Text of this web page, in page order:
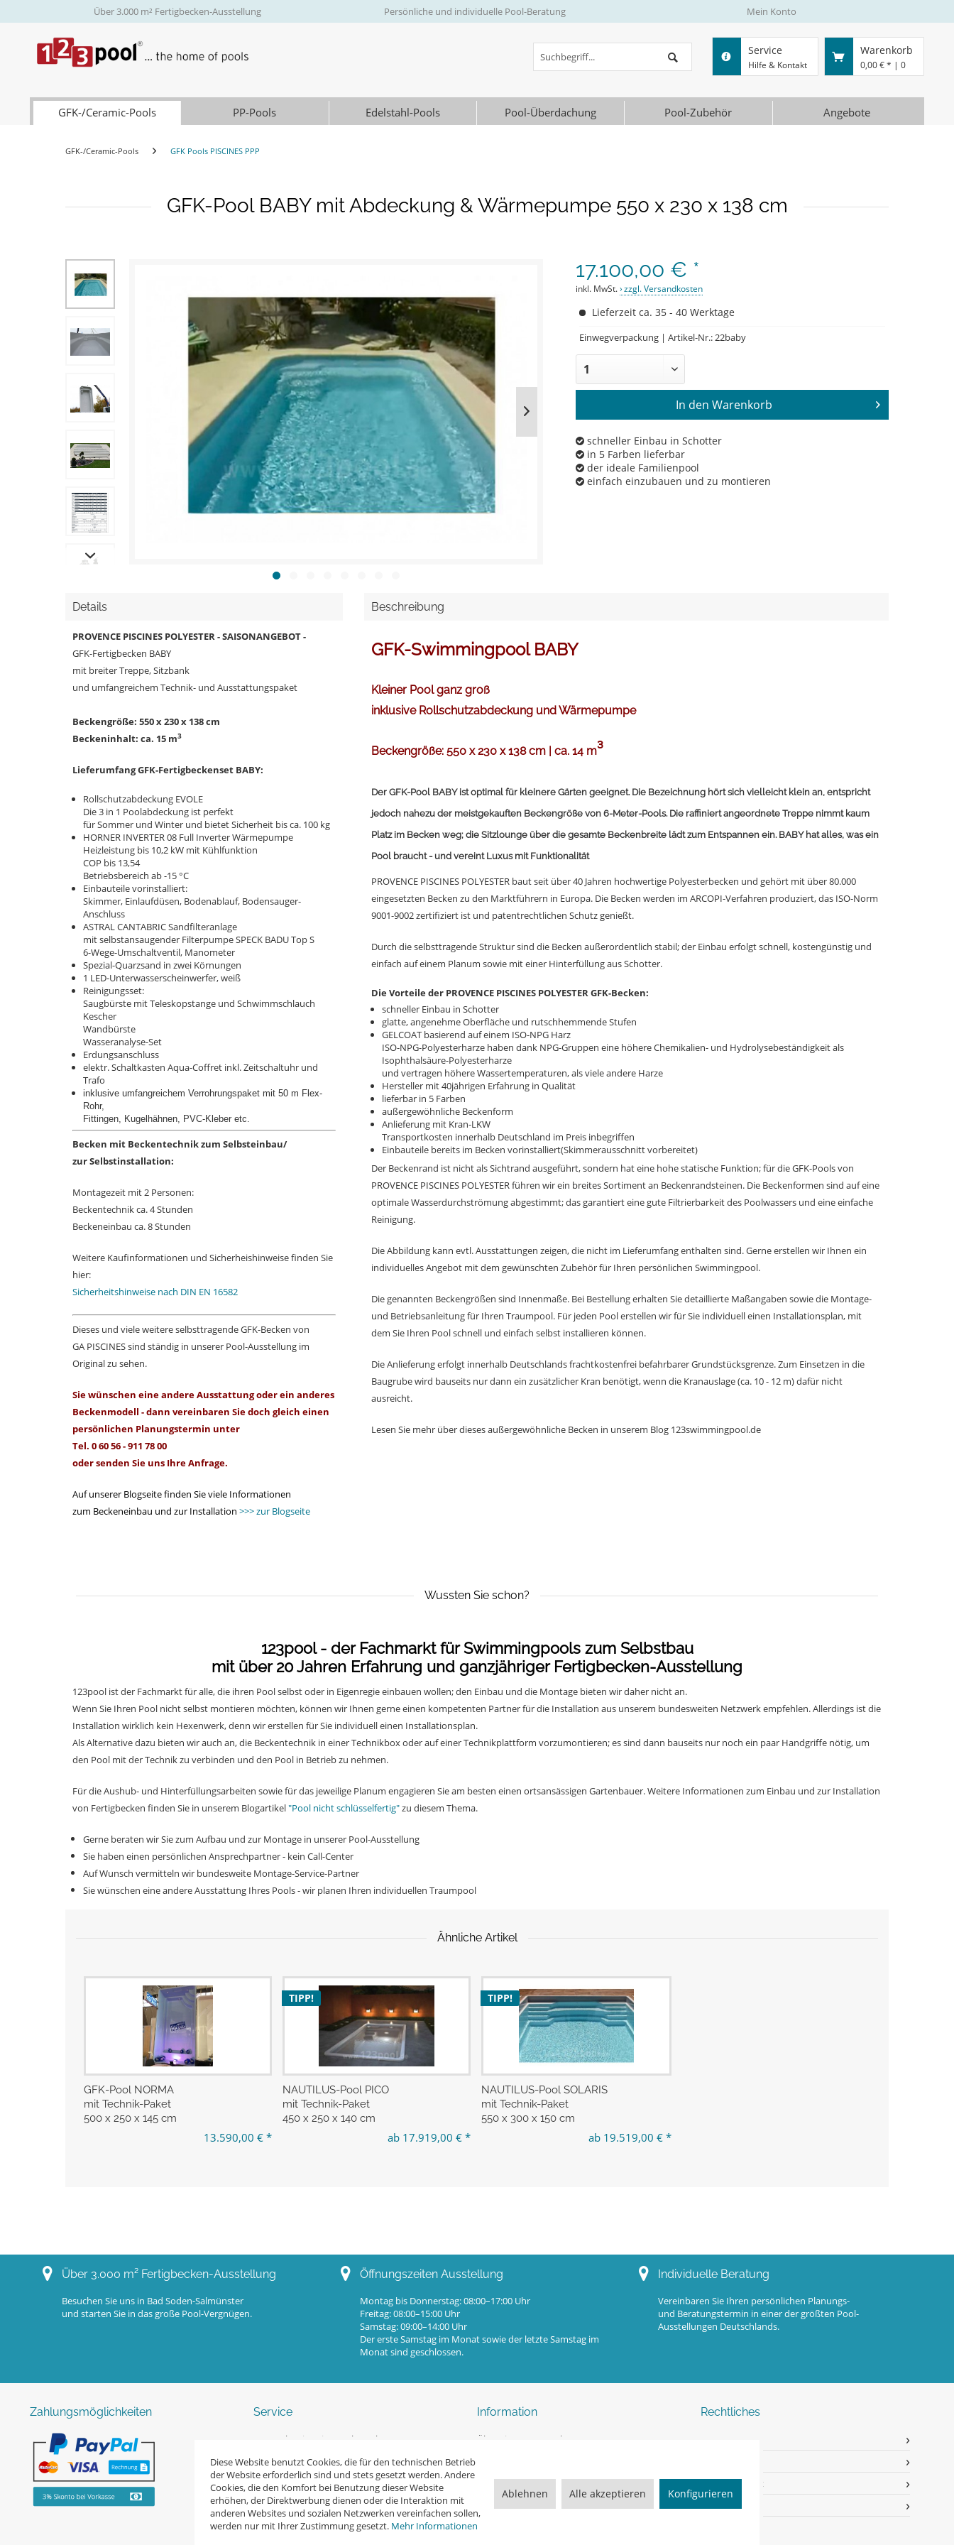
Über 3.000 m² Fertigbecken-Ausstellung Persönliche und individuelle Pool-Beratung Mein Konto
Service
Hilfe & Kontakt
Warenkorb
0,00 € * | 0
GFK-/Ceramic-Pools PP-Pools Edelstahl-Pools Pool-Überdachung Pool-Zubehör Angebote
GFK-/Ceramic-Pools GFK Pools PISCINES PPP
GFK-Pool BABY mit Abdeckung & Wärmepumpe 550 x 230 x 138 cm
17.100,00 € *
inkl. MwSt. zzgl. Versandkosten
Lieferzeit ca. 35 - 40 Werktage
Einwegverpackung | Artikel-Nr.: 22baby
In den Warenkorb
schneller Einbau in Schotter
in 5 Farben lieferbar
der ideale Familienpool
einfach einzubauen und zu montieren
Details
PROVENCE PISCINES POLYESTER - SAISONANGEBOT -
GFK-Fertigbecken BABY
mit breiter Treppe, Sitzbank
und umfangreichem Technik- und Ausstattungspaket
Beckengröße: 550 x 230 x 138 cm
Beckeninhalt: ca. 15 m3
LieferumfangGFK-Fertigbeckenset BABY:
Rollschutzabdeckung EVOLE
Die 3 in 1 Poolabdeckung ist perfekt
für Sommer und Winter und bietet Sicherheit bis ca. 100 kg
HORNER INVERTER 08 Full Inverter Wärmepumpe
Heizleistung bis 10,2 kW mit Kühlfunktion
COP bis 13,54
Betriebsbereich ab -15 °C
Einbauteile vorinstalliert:
Skimmer, Einlaufdüsen, Bodenablauf, Bodensauger-
Anschluss
ASTRAL CANTABRICSandfilteranlage
mitselbstansaugender Filterpumpe SPECK BADU Top S
6-Wege-Umschaltventil, Manometer
Spezial-Quarzsand in zwei Körnungen
1 LED-Unterwasserscheinwerfer, weiß
Reinigungsset:
Saugbürste mit Teleskopstange und Schwimmschlauch
Kescher
Wandbürste
Wasseranalyse-Set
Erdungsanschluss
elektr. Schaltkasten Aqua-Coffret inkl. Zeitschaltuhr und
Trafo
inklusive umfangreichem Verrohrungspaket mit 50 m Flex-
Rohr,
Fittingen, Kugelhähnen, PVC-Kleber etc.
Becken mit Beckentechnik zum Selbsteinbau/
zur Selbstinstallation:
Montagezeit mit 2 Personen:
Beckentechnik ca. 4 Stunden
Beckeneinbau ca. 8 Stunden
Weitere Kaufinformationen und Sicherheishinweise finden Sie
hier:
Sicherheitshinweise nach DIN EN 16582
Dieses und viele weitere selbsttragende GFK-Becken von
GA PISCINES sind ständig in unserer Pool-Ausstellung im
Original zu sehen.
Sie wünschen eine andere Ausstattung oder ein anderes
Beckenmodell - dann vereinbaren Sie doch gleich einen
persönlichen Planungstermin unter
Tel. 0 60 56 - 911 78 00
oder senden Sie uns Ihre Anfrage.
Auf unserer Blogseite finden Sie viele Informationen
zum Beckeneinbau und zur Installation >>> zur Blogseite
Beschreibung
GFK-Swimmingpool BABY
Kleiner Pool ganz groß
inklusive Rollschutzabdeckung und Wärmepumpe
Beckengröße: 550 x 230 x 138 cm | ca. 14 m³
Der GFK-Pool BABY ist optimal für kleinere Gärten geeignet. Die Bezeichnung hört sich vielleicht klein an, entspricht
jedoch nahezu der meistgekauften Beckengröße von 6-Meter-Pools. Die raffiniert angeordnete Treppe nimmt kaum
Platz im Becken weg; die Sitzlounge über die gesamte Beckenbreite lädt zum Entspannen ein. BABY hat alles, was ein
Pool braucht - und vereint Luxus mit Funktionalität
PROVENCE PISCINES POLYESTER baut seit über 40 Jahren hochwertige Polyesterbecken und gehört mit über 80.000
eingesetzten Becken zu den Marktführern in Europa. Die Becken werden im ARCOPI-Verfahren produziert, das ISO-Norm
9001-9002 zertifiziert ist und patentrechtlichen Schutz genießt.
Durch die selbsttragende Struktur sind die Becken außerordentlich stabil; der Einbau erfolgt schnell, kostengünstig und
einfach auf einem Planum sowie mit einer Hinterfüllung ausSchotter.
Die Vorteile der PROVENCE PISCINES POLYESTER GFK-Becken:
schneller Einbau in Schotter
glatte, angenehme Oberfläche und rutschhemmende Stufen
GELCOAT basierend auf einem ISO-NPG Harz
ISO-NPG-Polyesterharze haben dank NPG-Gruppen eine höhere Chemikalien- und Hydrolysebeständigkeit als
Isophthalsäure-Polyesterharze
und vertragen höhere Wassertemperaturen, als viele andere Harze
Hersteller mit 40jährigen Erfahrung in Qualität
lieferbar in 5 Farben
außergewöhnliche Beckenform
Anlieferung mit Kran-LKW
Transportkosten innerhalb Deutschland im Preis inbegriffen
Einbauteile bereits im Becken vorinstalliert(Skimmerausschnitt vorbereitet)
Der Beckenrand ist nicht als Sichtrand ausgeführt, sondern hat eine hohe statische Funktion; für die GFK-Pools von
PROVENCE PISCINES POLYESTER führen wir ein breites Sortiment an Beckenrandsteinen. Die Beckenformen sind auf eine
optimale Wasserdurchströmung abgestimmt; das garantiert eine gute Filtrierbarkeit des Poolwassers und eine einfache
Reinigung.
Die Abbildung kann evtl. Ausstattungen zeigen, die nicht im Lieferumfang enthalten sind. Gerne erstellen wir Ihnen ein
individuelles Angebot mit dem gewünschten Zubehör für Ihren persönlichen Swimmingpool.
Die genannten Beckengrößen sind Innenmaße. Bei Bestellung erhalten Sie detaillierte Maßangaben sowie die Montage-
und Betriebsanleitung für Ihren Traumpool. Für jeden Pool erstellen wir für Sie individuell einen Installationsplan, mit
dem Sie Ihren Pool schnell und einfach selbst installieren können.
Die Anlieferung erfolgt innerhalb Deutschlands frachtkostenfrei befahrbarer Grundstücksgrenze. Zum Einsetzen in die
Baugrube wird bauseits nur dann ein zusätzlicher Kran benötigt, wenn die Kranauslage (ca. 10 - 12 m) dafür nicht
ausreicht.
Lesen Sie mehr über dieses außergewöhnliche Becken in unserem Blog 123swimmingpool.de
Wussten Sie schon?
123pool - der Fachmarkt für Swimmingpools zum Selbstbau
mit über 20 Jahren Erfahrung und ganzjähriger Fertigbecken-Ausstellung
123pool ist der Fachmarkt für alle, die ihren Pool selbst oder in Eigenregie einbauen wollen; den Einbau und die Montage bieten wir daher nicht an.
Wenn Sie Ihren Pool nicht selbst montieren möchten, können wir Ihnen gerne einen kompetenten Partner für die Installation aus unserem bundesweiten Netzwerk empfehlen. Allerdings ist die
Installation wirklich kein Hexenwerk, denn wir erstellen für Sie individuell einen Installationsplan.
Als Alternative dazu bieten wir auch an, die Beckentechnik in einer Technikbox oder auf einer Technikplattform vorzumontieren; es sind dann bauseits nur noch ein paar Handgriffe nötig, um
den Pool mit der Technik zu verbinden und den Pool in Betrieb zu nehmen.
Für die Aushub- und Hinterfüllungsarbeiten sowie für das jeweilige Planum engagieren Sie am besten einen ortsansässigen Gartenbauer. Weitere Informationen zum Einbau und zur Installation
von Fertigbecken finden Sie in unserem Blogartikel"Pool nicht schlüsselfertig"zu diesem Thema.
Gerne beraten wir Sie zum Aufbau und zur Montage in unserer Pool-Ausstellung
Sie haben einen persönlichen Ansprechpartner - kein Call-Center
Auf Wunsch vermitteln wir bundesweite Montage-Service-Partner
Sie wünschen eine andere Ausstattung Ihres Pools - wir planen Ihren individuellen Traumpool
Ähnliche Artikel
GFK-Pool NORMA
mit Technik-Paket
500 x 250 x 145 cm
13.590,00 € *
TIPP!
NAUTILUS-Pool PICO
mit Technik-Paket
450 x 250 x 140 cm
ab 17.919,00 € *
TIPP!
NAUTILUS-Pool SOLARIS
mit Technik-Paket
550 x 300 x 150 cm
ab 19.519,00 € *
Über 3.000 m² Fertigbecken-Ausstellung
Besuchen Sie uns in Bad Soden-Salmünster
und starten Sie in das große Pool-Vergnügen.
Öffnungszeiten Ausstellung
Montag bis Donnerstag: 08:00–17:00 Uhr
Freitag: 08:00–15:00 Uhr
Samstag: 09:00–14:00 Uhr
Der erste Samstag im Monat sowie der letzte Samstag im
Monat sind geschlossen.
Individuelle Beratung
Vereinbaren Sie Ihren persönlichen Planungs-
und Beratungstermin in einer der größten Pool-
Ausstellungen Deutschlands.
Zahlungsmöglichkeiten Service
123pool-Swimmingpool-Kataloge
Zum Anfrageformular
Planung und Beratung
Defektes Produkt / Ersatzteile
Information
Überwinterung Pools
Sicherheitshinweise nach DIN EN 16582
Rechtliches
Widerrufsrecht
Diese Website benutzt Cookies, die für den technischen Betrieb
der Website erforderlich sind und stets gesetzt werden. Andere
Cookies, die den Komfort bei Benutzung dieser Website
erhöhen, der Direktwerbung dienen oder die Interaktion mit
anderen Websites und sozialen Netzwerken vereinfachen sollen,
werden nur mit Ihrer Zustimmung gesetzt. Mehr Informationen
Ablehnen Alle akzeptieren Konfigurieren